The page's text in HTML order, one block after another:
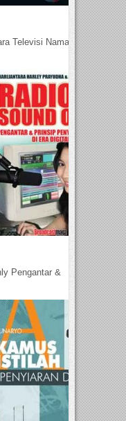
Televisi Nama
Pengantar &